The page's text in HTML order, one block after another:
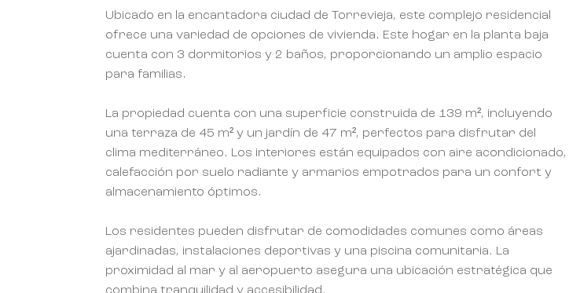
Ubicado en la encantadora ciudad de Torrevieja, este complejo residencial
ofrece una variedad de opciones de vivienda. Este hogar en la planta baja
cuenta con 3 dormitorios y 2 baños, proporcionando un amplio espacio
para familias.
La propiedad cuenta con una superficie construida de 139 m², incluyendo
una terraza de 45 m² y un jardín de 47 m², perfectos para disfrutar del
clima mediterráneo. Los interiores están equipados con aire acondicionado,
calefacción por suelo radiante y armarios empotrados para un confort y
almacenamiento óptimos.
Los residentes pueden disfrutar de comodidades comunes como áreas
ajardinadas, instalaciones deportivas y una piscina comunitaria. La
proximidad al mar y al aeropuerto asegura una ubicación estratégica que